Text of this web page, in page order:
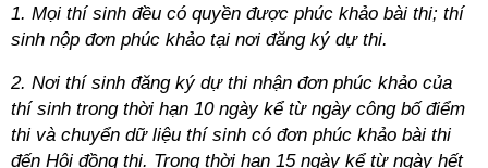
1. Mọi thí sinh đều có quyền được phúc khảo bài thi; thí
sinh nộp đơn phúc khảo tại nơi đăng ký dự thi.
2. Nơi thí sinh đăng ký dự thi nhận đơn phúc khảo của
thí sinh trong thời hạn 10 ngày kể từ ngày công bố điểm
thi và chuyển dữ liệu thí sinh có đơn phúc khảo bài thi
đến Hội đồng thi. Trong thời hạn 15 ngày kể từ ngày hết